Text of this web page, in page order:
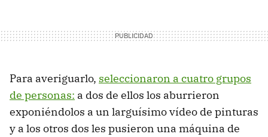
Para averiguarlo, seleccionaron a cuatro grupos
de personas: a dos de ellos los aburrieron
exponiéndolos a un larguísimo vídeo de pinturas
y a los otros dos les pusieron una máquina de